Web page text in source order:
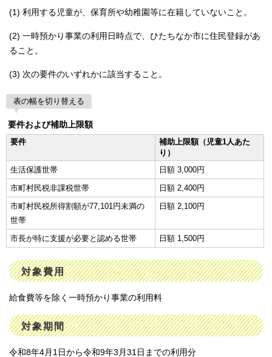
(1) 利用する児童が、保育所や幼稚園等に在籍していないこと。
(2) 一時預かり事業の利用日時点で、ひたちなか市に住民登録があ
ること。
(3) 次の要件のいずれかに該当すること。
表の幅を切り替える
要件および補助上限額
要件
補助上限額（児童1人あた
り）
生活保護世帯
日額 3,000円
市町村民税非課税世帯
日額 2,400円
市町村民税所得割額が77,101円未満の
世帯
日額 2,100円
市長が特に支援が必要と認める世帯 日額 1,500円
対象費用
給食費等を除く一時預かり事業の利用料
対象期間
令和8年4月1日から令和9年3月31日までの利用分